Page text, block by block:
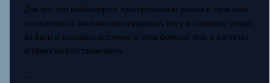
Для тех, кто комбинирует тренировочный режим и практики
осознанности, логично интегрировать йогу и плавание ретрит
на Бали и соседних островах: в этом формате есть и нагрузка,
и время на восстановление.
---